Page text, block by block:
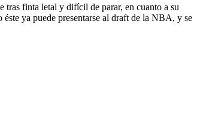
tras finta letal y difícil de parar, en cuanto a su
éste ya puede presentarse al draft de la NBA, y se